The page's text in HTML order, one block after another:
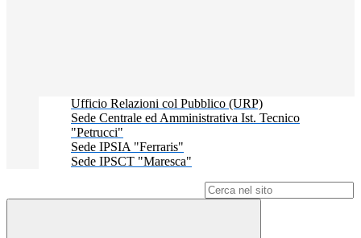
Ufficio Relazioni col Pubblico (URP)
Sede Centrale ed Amministrativa Ist. Tecnico
"Petrucci"
Sede IPSIA "Ferraris"
Sede IPSCT "Maresca"